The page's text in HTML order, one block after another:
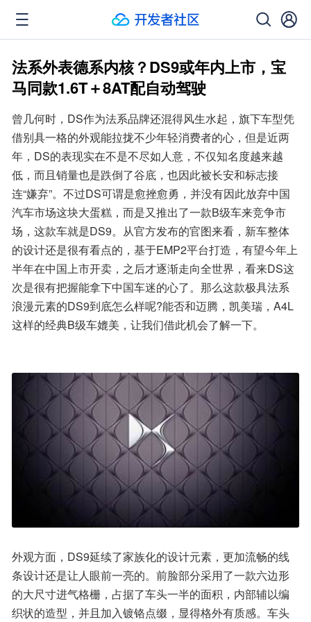
法系外表德系内核？DS9或年内上市，宝
马同款1.6T＋8AT配自动驾驶
曾几何时，DS作为法系品牌还混得风生水起，旗下车型凭
借别具一格的外观能拉拢不少年轻消费者的心，但是近两
年，DS的表现实在不是不尽如人意，不仅知名度越来越
低，而且销量也是跌倒了谷底，也因此被长安和标志接
连“嫌弃”。不过DS可谓是愈挫愈勇，并没有因此放弃中国
汽车市场这块大蛋糕，而是又推出了一款B级车来竞争市
场，这款车就是DS9。从官方发布的官图来看，新车整体
的设计还是很有看点的，基于EMP2平台打造，有望今年上
半年在中国上市开卖，之后才逐渐走向全世界，看来DS这
次是很有把握能拿下中国车迷的心了。那么这款极具法系
浪漫元素的DS9到底怎么样呢?能否和迈腾，凯美瑞，A4L
这样的经典B级车媲美，让我们借此机会了解一下。
外观方面，DS9延续了家族化的设计元素，更加流畅的线
条设计还是让人眼前一亮的。前脸部分采用了一款六边形
的大尺寸进气格栅，占据了车头一半的面积，内部辅以编
织状的造型，并且加入镀铬点缀，显得格外有质感。车头